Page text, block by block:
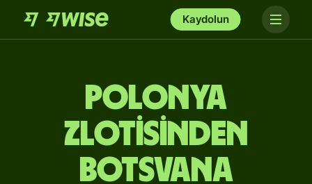
Kaydolun
Polonya
zlotisinden
Botsvana